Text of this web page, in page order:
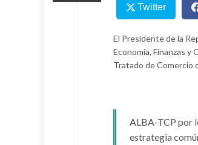
Twitter
El Presidente de la
Economía, Finanzas y
Tratado de Comercio
ALBA-TCP por
estrategia